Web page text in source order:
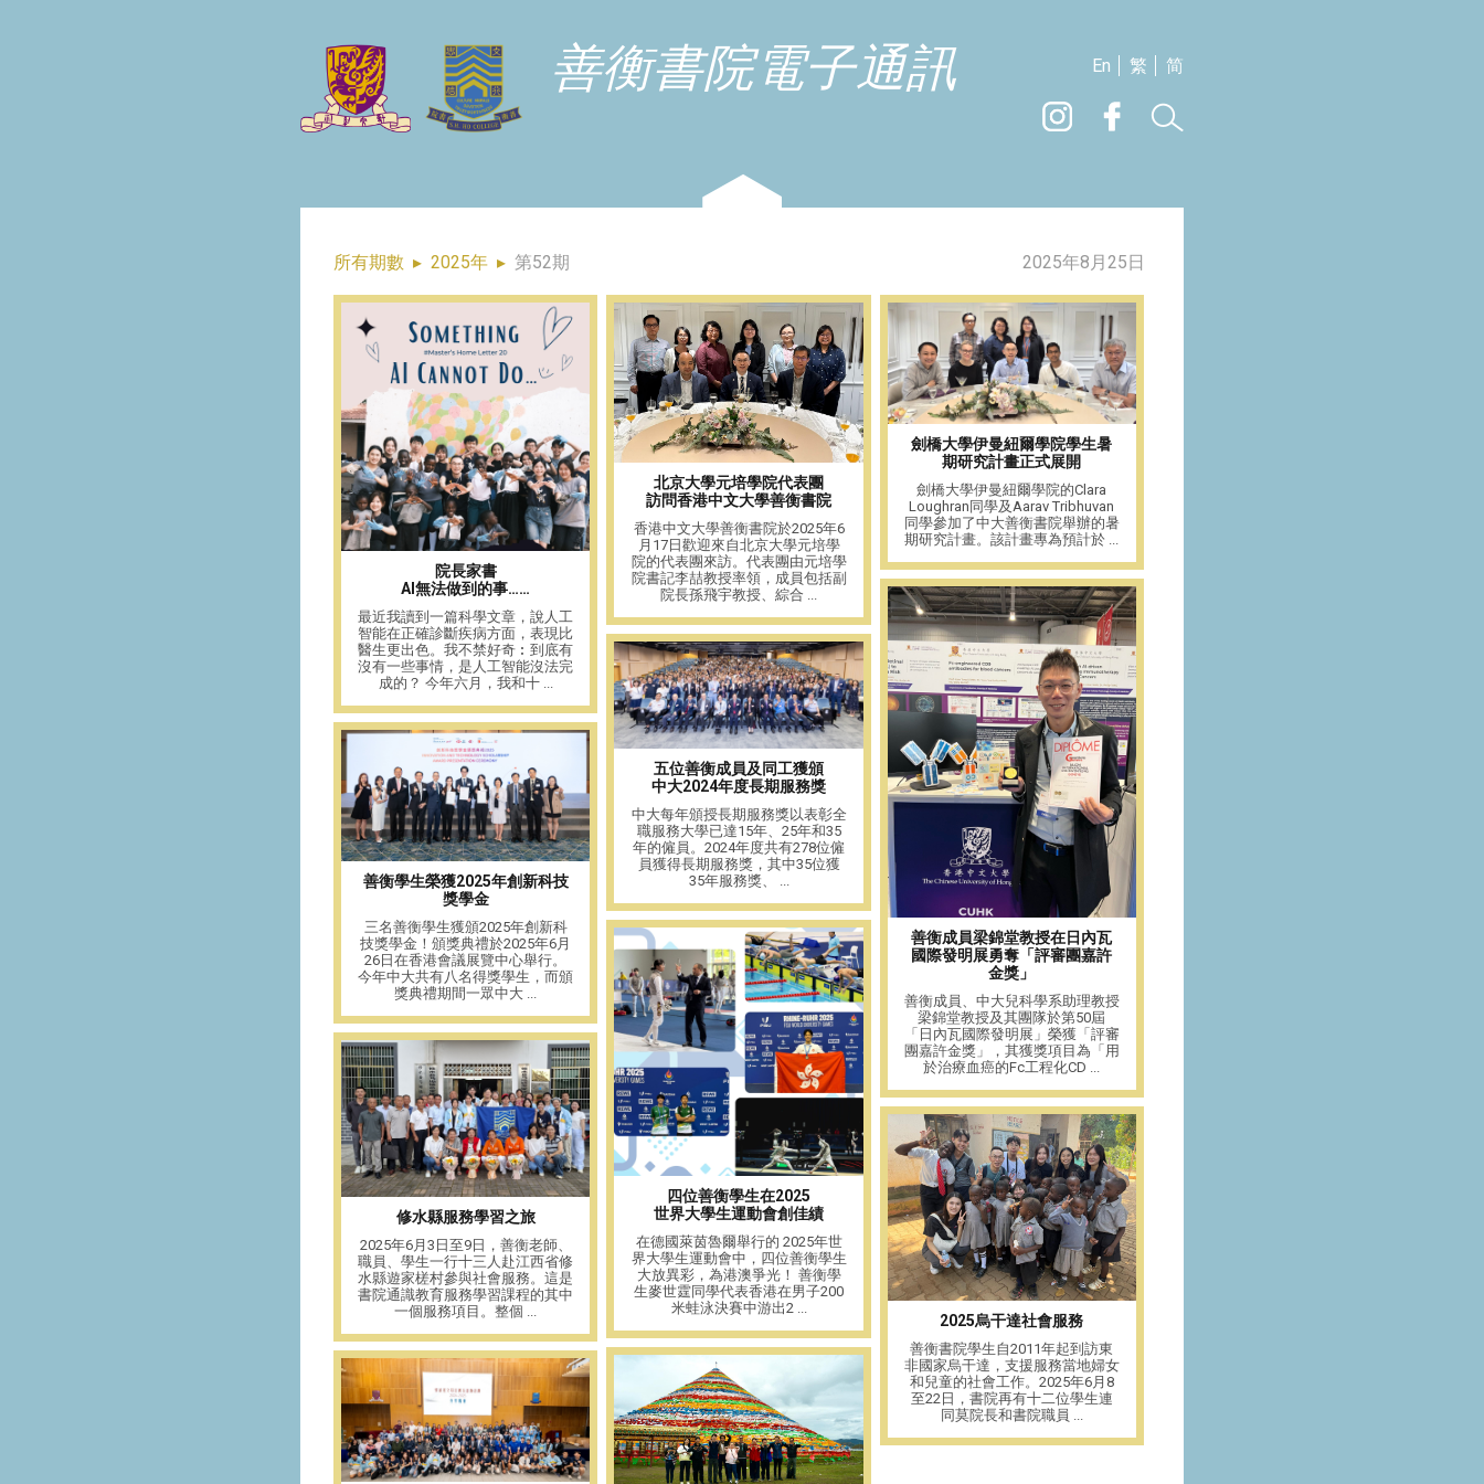
善衡書院電子通訊 En 繁 简
所有期數 ▸ 2025年 ▸ 第52期 2025年8月25日
院長家書
AI無法做到的事……
最近我讀到一篇科學文章，說人工
智能在正確診斷疾病方面，表現比
醫生更出色。我不禁好奇︰到底有
沒有一些事情，是人工智能沒法完
成的？ 今年六月，我和十 ...
北京大學元培學院代表團
訪問香港中文大學善衡書院
香港中文大學善衡書院於2025年6
月17日歡迎來自北京大學元培學
院的代表團來訪。代表團由元培學
院書記李喆教授率領，成員包括副
院長孫飛宇教授、綜合 ...
劍橋大學伊曼紐爾學院學生暑
期研究計畫正式展開
劍橋大學伊曼紐爾學院的Clara
Loughran同學及Aarav Tribhuvan
同學參加了中大善衡書院舉辦的暑
期研究計畫。該計畫專為預計於 ...
善衡成員梁錦堂教授在日內瓦
國際發明展勇奪「評審團嘉許
金獎」
善衡成員、中大兒科學系助理教授
梁錦堂教授及其團隊於第50屆
「日內瓦國際發明展」榮獲「評審
團嘉許金獎」，其獲獎項目為「用
於治療血癌的Fc工程化CD ...
五位善衡成員及同工獲頒
中大2024年度長期服務獎
中大每年頒授長期服務獎以表彰全
職服務大學已達15年、25年和35
年的僱員。2024年度共有278位僱
員獲得長期服務獎，其中35位獲
35年服務獎、 ...
善衡學生榮獲2025年創新科技
獎學金
三名善衡學生獲頒2025年創新科
技獎學金！頒獎典禮於2025年6月
26日在香港會議展覽中心舉行。
今年中大共有八名得獎學生，而頒
獎典禮期間一眾中大 ...
四位善衡學生在2025
世界大學生運動會創佳績
在德國萊茵魯爾舉行的 2025年世
界大學生運動會中，四位善衡學生
大放異彩，為港澳爭光！ 善衡學
生麥世霆同學代表香港在男子200
米蛙泳決賽中游出2 ...
修水縣服務學習之旅
2025年6月3日至9日，善衡老師、
職員、學生一行十三人赴江西省修
水縣遊家槎村參與社會服務。這是
書院通識教育服務學習課程的其中
一個服務項目。整個 ...
2025烏干達社會服務
善衡書院學生自2011年起到訪東
非國家烏干達，支援服務當地婦女
和兒童的社會工作。2025年6月8
至22日，書院再有十二位學生連
同莫院長和書院職員 ...